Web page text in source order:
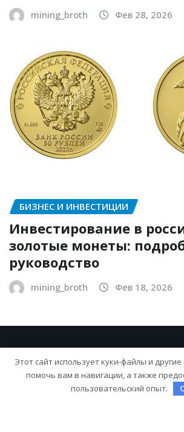
mining_broth Фев 28, 2026
БИЗНЕС И ИНВЕСТИЦИИ
Инвестирование в
золотые монеты:
руководство
mining_broth Фев 18, 2026
Этот сайт использует куки-файлы и
помочь вам в навигации, а также
пользовательский опыт.